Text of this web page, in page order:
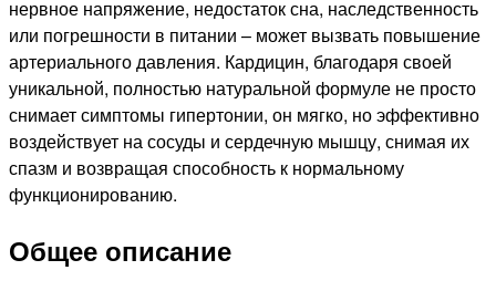
нервное напряжение, недостаток сна, наследственность
или погрешности в питании – может вызвать повышение
артериального давления. Кардицин, благодаря своей
уникальной, полностью натуральной формуле не просто
снимает симптомы гипертонии, он мягко, но эффективно
воздействует на сосуды и сердечную мышцу, снимая их
спазм и возвращая способность к нормальному
функционированию.
Общее описание